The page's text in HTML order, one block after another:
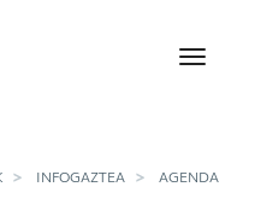
-
INFOGAZTEA
AGENDA